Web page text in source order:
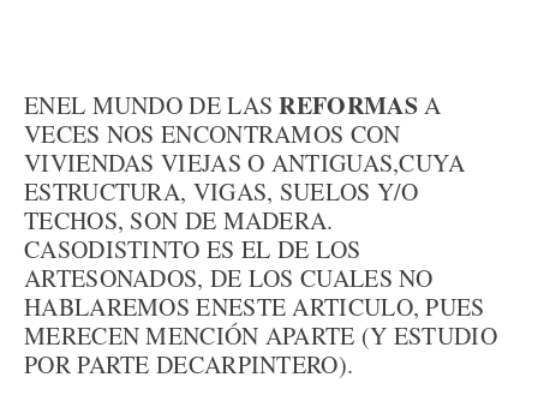
ENEL MUNDO DE LASREFORMASA
VECES NOS ENCONTRAMOS CON
VIVIENDAS VIEJAS O ANTIGUAS,CUYA
ESTRUCTURA, VIGAS, SUELOS Y/O
TECHOS, SON DE MADERA.
CASODISTINTO ES EL DE LOS
ARTESONADOS, DE LOS CUALES NO
HABLAREMOS ENESTE ARTICULO, PUES
MERECEN MENCIÓN APARTE (Y ESTUDIO
POR PARTE DECARPINTERO).